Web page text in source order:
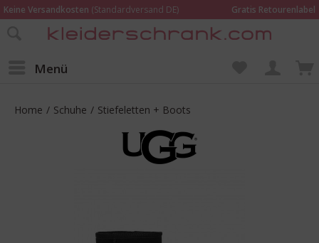
Keine Versandkosten (Standardversand DE)
Gratis Retourenlabel
Online bestellen – im Geschäft in Kempen anprobieren und beraten lassen
Menü
Home / Schuhe / Stiefeletten + Boots